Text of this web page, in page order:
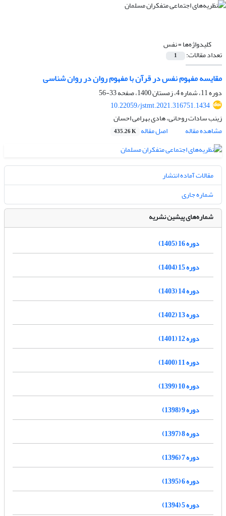
کلیدواژه‌ها =نفس
تعداد مقالات: 1
مقایسه مفهوم نفس در قرآن با مفهوم روان در روان شناسی
دوره 11، شماره 4، زمستان 1400، صفحه
33-56
10.22059/jstmt.2021.316751.1434
زینب سادات روحانی، هادی بهرامی احسان
مشاهده مقاله
اصل مقاله 435.26 K
مقالات آماده انتشار
شماره جاری
شماره‌های پیشین نشریه
دوره 16 (1405)
دوره 15 (1404)
دوره 14 (1403)
دوره 13 (1402)
دوره 12 (1401)
دوره 11 (1400)
دوره 10 (1399)
دوره 9 (1398)
دوره 8 (1397)
دوره 7 (1396)
دوره 6 (1395)
دوره 5 (1394)